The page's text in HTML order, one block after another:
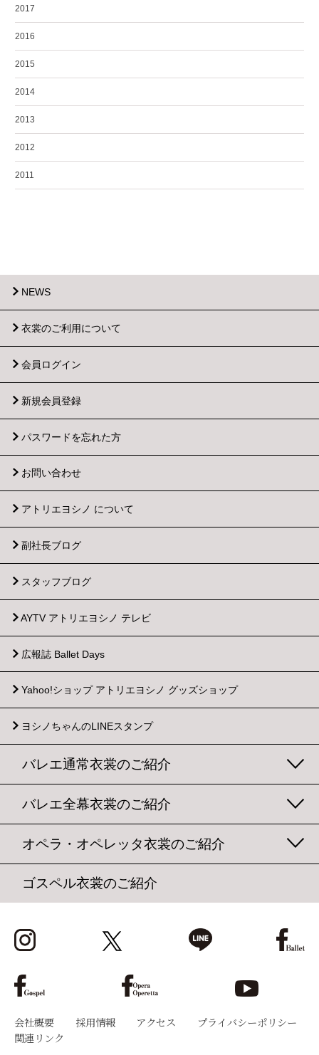
2017
2016
2015
2014
2013
2012
2011
NEWS
衣裳のご利用について
会員ログイン
新規会員登録
パスワードを忘れた方
お問い合わせ
アトリエヨシノ について
副社長ブログ
スタッフブログ
AYTV アトリエヨシノ テレビ
広報誌 Ballet Days
Yahoo!ショップ アトリエヨシノ グッズショップ
ヨシノちゃんのLINEスタンプ
バレエ通常衣裳のご紹介
バレエ全幕衣裳のご紹介
オペラ・オペレッタ衣裳のご紹介
ゴスペル衣裳のご紹介
会社概要 採用情報 アクセス
プライバシーポリシー
関連リンク